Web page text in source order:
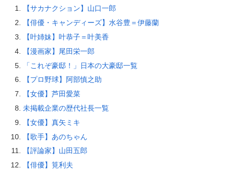
【サカナクション】山口一郎
【俳優・キャンディーズ】水谷豊＝伊藤蘭
【叶姉妹】叶恭子＝叶美香
【漫画家】尾田栄一郎
「これぞ豪邸！」日本の大豪邸一覧
【プロ野球】阿部慎之助
【女優】芦田愛菜
未掲載企業の歴代社長一覧
【女優】真矢ミキ
【歌手】あのちゃん
【評論家】山田五郎
【俳優】筧利夫